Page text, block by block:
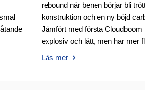
rebound när benen börjar bli
konstruktion och en ny böjd
Jämfört med första
explosiv och lätt, men har mer
Läs mer